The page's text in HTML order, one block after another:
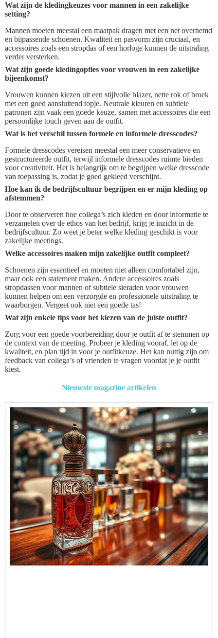
Wat zijn de kledingkeuzes voor mannen in een zakelijke
setting?
Mannen moeten meestal een maatpak dragen met een net overhemd
en bijpassende schoenen. Kwaliteit en pasvorm zijn cruciaal, en
accessoires zoals een stropdas of een horloge kunnen de uitstraling
verder versterken.
Wat zijn goede kledingopties voor vrouwen in een zakelijke
bijeenkomst?
Vrouwen kunnen kiezen uit een stijlvolle blazer, nette rok of broek
met een goed aansluitend topje. Neutrale kleuren en subtiele
patronen zijn vaak een goede keuze, samen met accessoires die een
persoonlijke touch geven aan de outfit.
Wat is het verschil tussen formele en informele dresscodes?
Formele dresscodes vereisen meestal een meer conservatieve en
gestructureerde outfit, terwijl informele dresscodes ruimte bieden
voor creativiteit. Het is belangrijk om te begrijpen welke dresscode
van toepassing is, zodat je goed gekleed verschijnt.
Hoe kan ik de bedrijfscultuur begrijpen en er mijn kleding op
afstemmen?
Door te observeren hoe collega’s zich kleden en door informatie te
verzamelen over de ethos van het bedrijf, krijg je inzicht in de
bedrijfscultuur. Zo weet je beter welke kleding geschikt is voor
zakelijke meetings.
Welke accessoires maken mijn zakelijke outfit compleet?
Schoenen zijn essentieel en moeten niet alleen comfortabel zijn,
maar ook een statement maken. Andere accessoires zoals
stropdassen voor mannen of subtiele sieraden voor vrouwen
kunnen helpen om een verzorgde en professionele uitstraling te
waarborgen. Vergeet ook niet een goede tas!
Wat zijn enkele tips voor het kiezen van de juiste outfit?
Zorg voor een goede voorbereiding door je outfit af te stemmen op
de context van de meeting. Probeer je kleding vooraf, let op de
kwaliteit, en plan tijd in voor je outfitkeuze. Het kan nuttig zijn om
feedback van collega’s of vrienden te vragen voordat je je outfit
kiest.
Nieuwste magazine artikelen